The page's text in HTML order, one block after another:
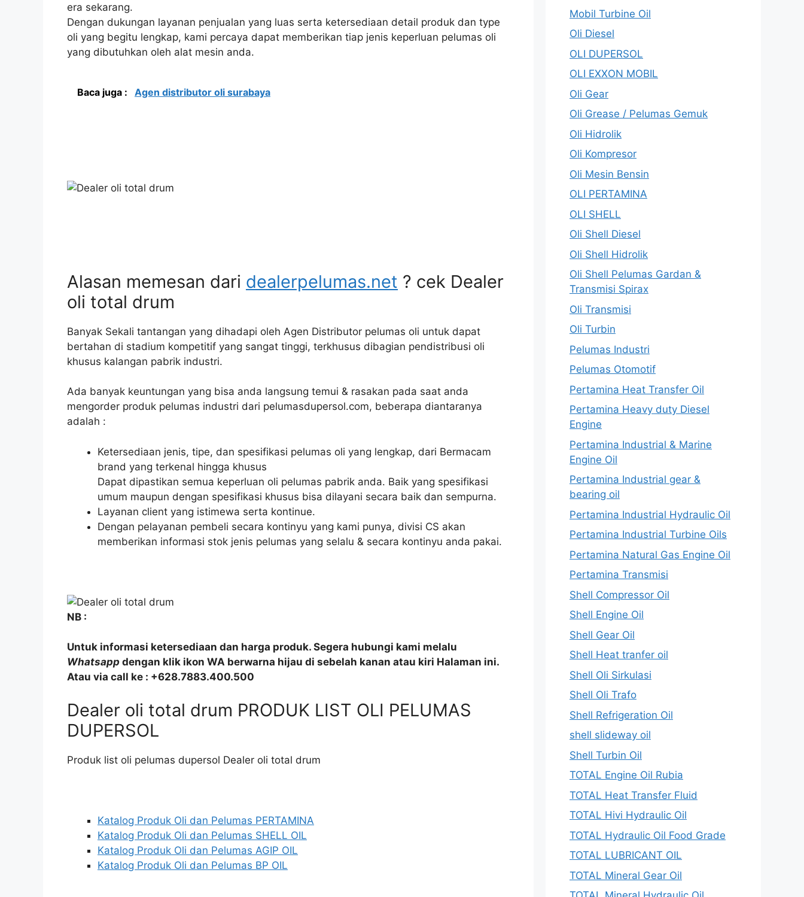
era sekarang.
Dengan dukungan layanan penjualan yang luas serta ketersediaan detail produk dan type
oli yang begitu lengkap, kami percaya dapat memberikan tiap jenis keperluan pelumas oli
yang dibutuhkan oleh alat mesin anda.
Baca juga : Agen distributor oli surabaya
Alasan memesan dari dealerpelumas.net ? cek Dealer
oli total drum
Banyak Sekali tantangan yang dihadapi oleh Agen Distributor pelumas oli untuk dapat
bertahan di stadium kompetitif yang sangat tinggi, terkhusus dibagian pendistribusi oli
khusus kalangan pabrik industri.
Ada banyak keuntungan yang bisa anda langsung temui & rasakan pada saat anda
mengorder produk pelumas industri dari pelumasdupersol.com, beberapa diantaranya
adalah :
Ketersediaan jenis, tipe, dan spesifikasi pelumas oli yang lengkap, dari Bermacam
brand yang terkenal hingga khusus
Dapat dipastikan semua keperluan oli pelumas pabrik anda. Baik yang spesifikasi
umum maupun dengan spesifikasi khusus bisa dilayani secara baik dan sempurna.
Layanan client yang istimewa serta kontinue.
Dengan pelayanan pembeli secara kontinyu yang kami punya, divisi CS akan
memberikan informasi stok jenis pelumas yang selalu & secara kontinyu anda pakai.
NB :
Untuk informasi ketersediaan dan harga produk. Segera hubungi kami melalu
Whatsapp dengan klik ikon WA berwarna hijau di sebelah kanan atau kiri Halaman ini.
Atau via call ke : +628.7883.400.500
Dealer oli total drum PRODUK LIST OLI PELUMAS
DUPERSOL
Produk list oli pelumas dupersol Dealer oli total drum
Katalog Produk Oli dan Pelumas PERTAMINA
Katalog Produk Oli dan Pelumas SHELL OIL
Katalog Produk Oli dan Pelumas AGIP OIL
Katalog Produk Oli dan Pelumas BP OIL
Mobil Turbine Oil
Oli Diesel
OLI DUPERSOL
OLI EXXON MOBIL
Oli Gear
Oli Grease / Pelumas Gemuk
Oli Hidrolik
Oli Kompresor
Oli Mesin Bensin
OLI PERTAMINA
OLI SHELL
Oli Shell Diesel
Oli Shell Hidrolik
Oli Shell Pelumas Gardan &
Transmisi Spirax
Oli Transmisi
Oli Turbin
Pelumas Industri
Pelumas Otomotif
Pertamina Heat Transfer Oil
Pertamina Heavy duty Diesel
Engine
Pertamina Industrial & Marine
Engine Oil
Pertamina Industrial gear &
bearing oil
Pertamina Industrial Hydraulic Oil
Pertamina Industrial Turbine Oils
Pertamina Natural Gas Engine Oil
Pertamina Transmisi
Shell Compressor Oil
Shell Engine Oil
Shell Gear Oil
Shell Heat tranfer oil
Shell Oli Sirkulasi
Shell Oli Trafo
Shell Refrigeration Oil
shell slideway oil
Shell Turbin Oil
TOTAL Engine Oil Rubia
TOTAL Heat Transfer Fluid
TOTAL Hivi Hydraulic Oil
TOTAL Hydraulic Oil Food Grade
TOTAL LUBRICANT OIL
TOTAL Mineral Gear Oil